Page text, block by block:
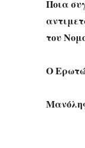
Ποια
του
Ο